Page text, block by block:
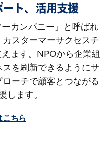
ト、活用支援
カンパニー」と呼ばれ
スターマーサクセスチ
ます。NPOから企業組
を刷新できるようにサ
ーチで顧客とつながる
します。
こちら